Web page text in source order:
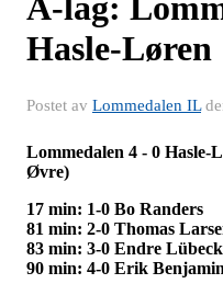
Hasle-Løren
Postet av Lommedalen IL
Lommedalen 4 - 0
Øvre)
17 min: 1-0 Bo Randers
81 min: 2-0 Thomas
83 min: 3-0 Endre Lübeck
90 min: 4-0 Erik